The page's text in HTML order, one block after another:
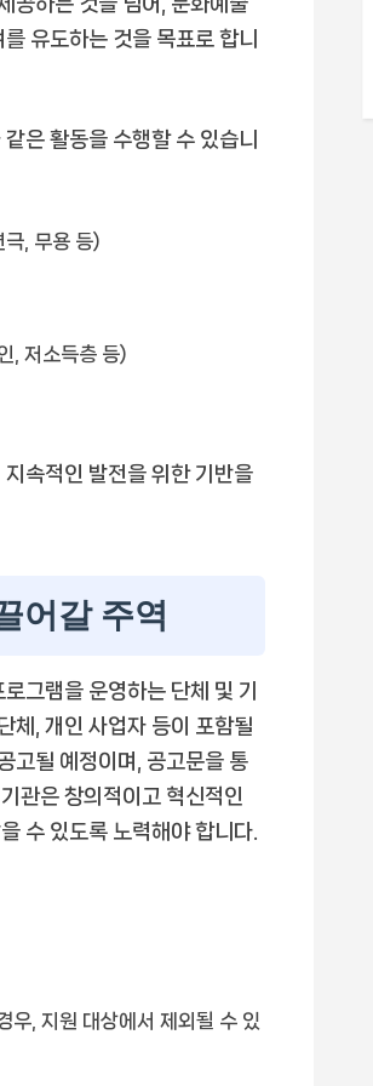
유도하는 것을 목표로 합니
은 활동을 수행할 수 있습니
극, 무용 등)
, 저소득층 등)
속적인 발전을 위한 기반을
어갈 주역
그램을 운영하는 단체 및 기
체, 개인 사업자 등이 포함될
고될 예정이며, 공고문을 통
관은 창의적이고 혁신적인
수 있도록 노력해야 합니다.
우, 지원 대상에서 제외될 수 있